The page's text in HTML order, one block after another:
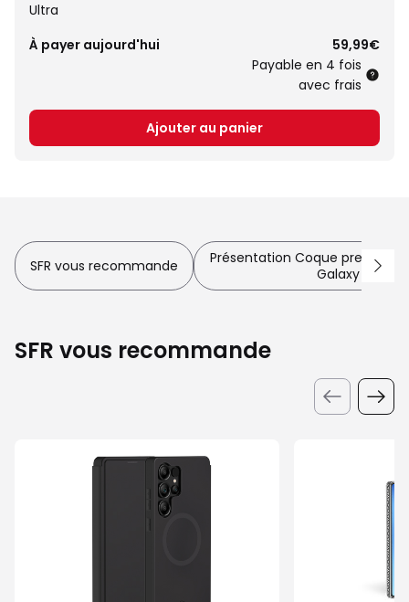
Ultra
À payer aujourd'hui
59,99€
Payable en 4 fois
avec frais
Ajouter au panier
SFR vous recommande
Présentation Coque premium
Galaxy S25
SFR vous recommande